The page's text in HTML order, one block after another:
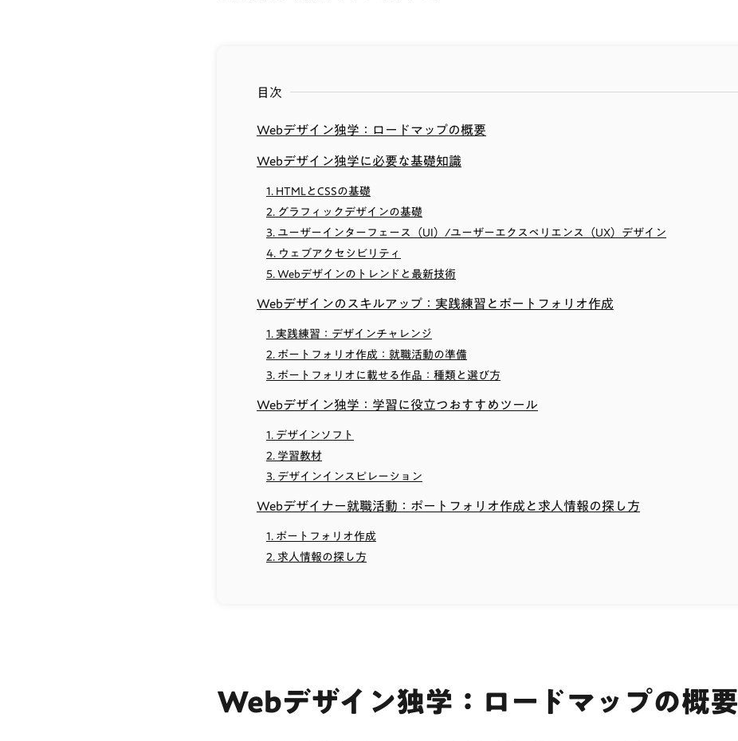
目次
Webデザイン独学：ロードマップの概要
Webデザイン独学に必要な基礎知識
1. HTMLとCSSの基礎
2. グラフィックデザインの基礎
3. ユーザーインターフェース（UI）/ユーザーエクスペリエンス（UX）デザイン
4. ウェブアクセシビリティ
5. Webデザインのトレンドと最新技術
Webデザインのスキルアップ：実践練習とポートフォリオ作成
1. 実践練習：デザインチャレンジ
2. ポートフォリオ作成：就職活動の準備
3. ポートフォリオに載せる作品：種類と選び方
Webデザイン独学：学習に役立つおすすめツール
1. デザインソフト
2. 学習教材
3. デザインインスピレーション
Webデザイナー就職活動：ポートフォリオ作成と求人情報の探し方
1. ポートフォリオ作成
2. 求人情報の探し方
Webデザイン独学：ロードマップの概要